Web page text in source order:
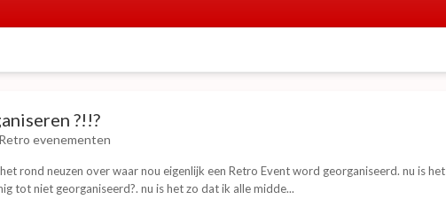
?!!?
Retro evenementen
rond neuzen over waar nou eigenlijk een Retro Event word georganiseerd. nu is
tot niet georganiseerd?. nu is het zo dat ik alle midde...